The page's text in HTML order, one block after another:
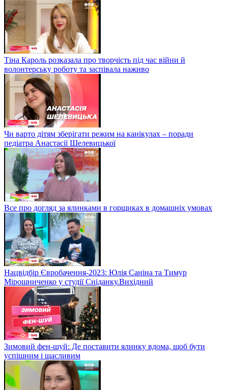
Тіна Кароль розказала про творчість під час війни й
волонтерську роботу та заспівала наживо
Чи варто дітям зберігати режим на канікулах – поради
педіатра Анастасії Шелевицької
Все про догляд за ялинками в горщиках в домашніх умовах
Нацвідбір Євробачення-2023: Юлія Саніна та Тимур
Мірошниченко у студії Сніданку.Вихідний
Зимовий фен-шуй: Де поставити ялинку вдома, щоб бути
успішним і щасливим